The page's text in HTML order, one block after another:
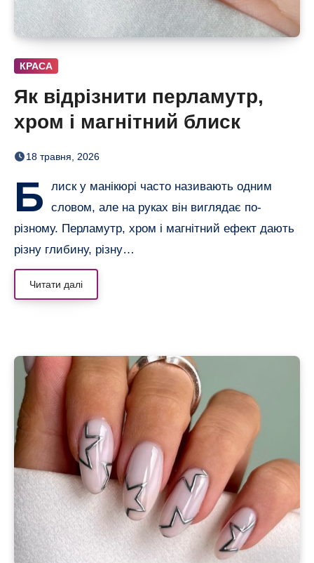
КРАСА
Як відрізнити перламутр,
хром і магнітний блиск
18 травня, 2026
Б
лиск у манікюрі часто називають одним
словом, але на руках він виглядає по-
різному. Перламутр, хром і магнітний ефект дають
різну глибину, різну…
Читати далі